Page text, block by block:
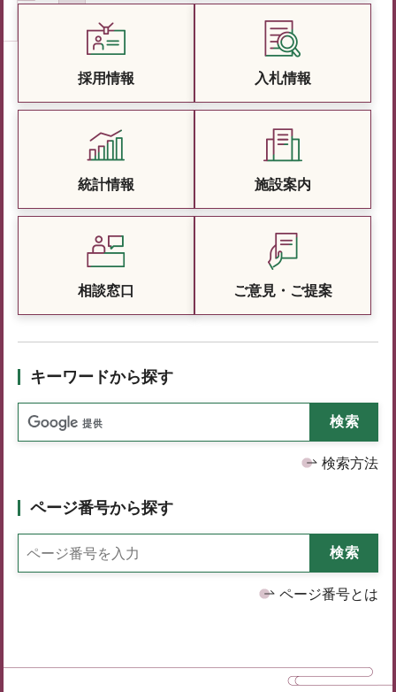
採用情報 入札情報
統計情報 施設案内
相談窓口 ご意見・ご提案
キーワードから探す
検索方法
ページ番号から探す
ページ番号とは